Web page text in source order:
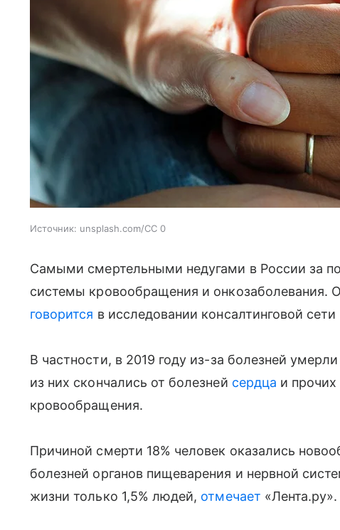
Источник: unsplash.com/CC 0
Самыми смертельными недугами в России за
системы кровообращения и онкозаболевания.
говорится в исследовании консалтинговой
В частности, в 2019 году из-за болезней
из них скончались от болезней сердца и
кровообращения.
Причиной смерти 18% человек оказались
болезней органов пищеварения и нервной
жизни только 1,5% людей, отмечает «Лента.ру».